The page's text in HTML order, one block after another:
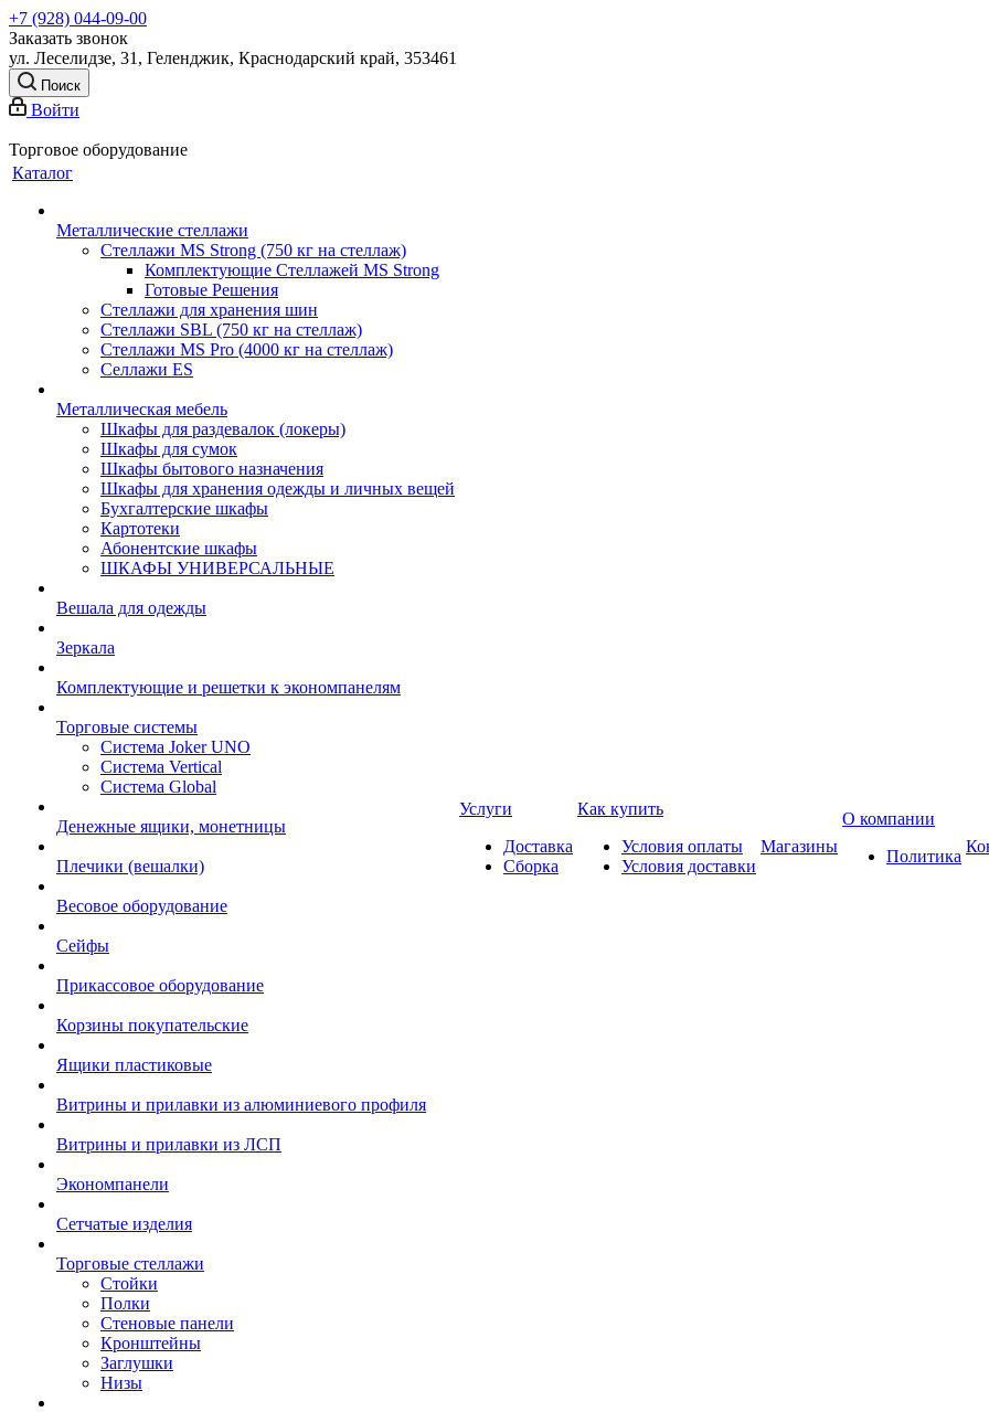
+7 (928) 044-09-00
Заказать звонок
ул. Леселидзе, 31, Геленджик, Краснодарский край, 353461
Поиск
Войти
Торговое оборудование
Каталог
Металлические стеллажи
Стеллажи MS Strong (750 кг на стеллаж)
Комплектующие Стеллажей MS Strong
Готовые Решения
Стеллажи для хранения шин
Стеллажи SBL (750 кг на стеллаж)
Стеллажи MS Pro (4000 кг на стеллаж)
Селлажи ES
Металлическая мебель
Шкафы для раздевалок (локеры)
Шкафы для сумок
Шкафы бытового назначения
Шкафы для хранения одежды и личных вещей
Бухгалтерские шкафы
Картотеки
Абонентские шкафы
ШКАФЫ УНИВЕРСАЛЬНЫЕ
Вешала для одежды
Зеркала
Комплектующие и решетки к экономпанелям
Торговые системы
Система Joker UNO
Система Vertical
Система Global
Денежные ящики, монетницы
Плечики (вешалки)
Весовое оборудование
Сейфы
Прикассовое оборудование
Корзины покупательские
Ящики пластиковые
Витрины и прилавки из алюминиевого профиля
Витрины и прилавки из ЛСП
Экономпанели
Сетчатые изделия
Торговые стеллажи
Стойки
Полки
Стеновые панели
Кронштейны
Заглушки
Низы
Услуги
Доставка
Сборка
Как купить
Условия оплаты
Условия доставки
Магазины
О компании
Политика